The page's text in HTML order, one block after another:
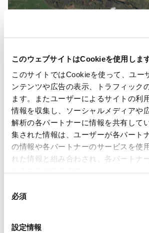
このウェブサイトはCookieを使用しま
このサイトではCookieを使って、ユー
ンテンツや広告の表示、トラフィック
ます。またユーザーによるサイトの利
情報を収集し、ソーシャルメディアや
解析の各パートナーに情報を共有して
集された情報は、ユーザーが各パート
の情報や各パートナーのサービスを使
れた情報と組み合わされ、各パートナ
必須
設定情報
Address 13-5
Power generation started on
March
Collaborating companies